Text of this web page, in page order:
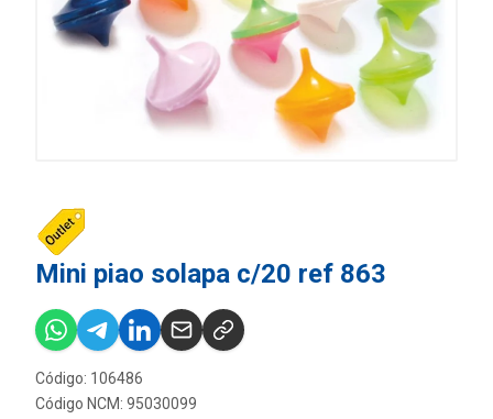
Mini piao solapa c/20 ref 863
Código: 106486
Código NCM: 95030099